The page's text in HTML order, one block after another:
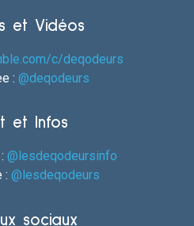
et Vidéos
c/deqodeurs
: @deqodeurs
et Infos
@lesdeqodeursinfo
: @lesdeqodeurs
sociaux